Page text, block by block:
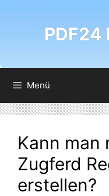
Menü
Kann man
Zugferd
erstellen?